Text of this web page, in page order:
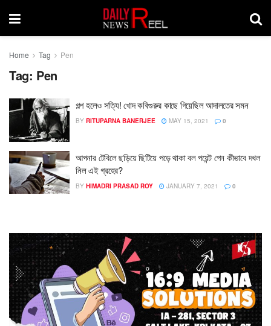
Home Tag Pen
Tag: Pen
গল্প হলেও সত্যি! খোদ কবিগুরুর কাছে গিয়েছিল আদালতের সমন
BY RITUPARNA BANERJEE MAY 15, 2021 0
আপনার টেবিলে ছড়িয়ে ছিটিয়ে পড়ে থাকা বল পয়েন্ট পেন কীভাবে দখল
নিল এই গ্রহের?
BY HIMADRI PRASAD ROY JANUARY 7, 2021 0